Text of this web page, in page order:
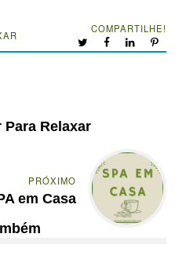
COMPARTILHE!
Para Relaxar
PRÓXIMO
em Casa